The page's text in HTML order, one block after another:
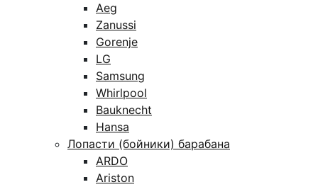
Aeg
Zanussi
Gorenje
LG
Samsung
Whirlpool
Bauknecht
Hansa
Лопасти (бойники) барабана
ARDO
Ariston